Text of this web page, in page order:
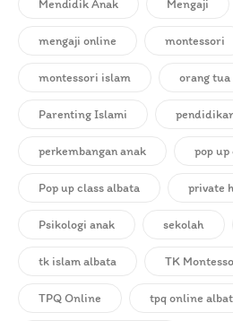
Mendidik Anak Mengaji
mengaji online montessori
montessori islam orang tua
Parenting Islami
perkembangan anak pop up
Pop up class albata private
Psikologi anak sekolah
tk islam albata TK
TPQ Online tpq online